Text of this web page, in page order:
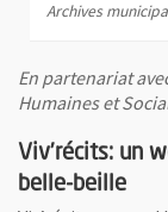
Archives
En partenariat
Humaines et
Viv’récits: un
belle-beille